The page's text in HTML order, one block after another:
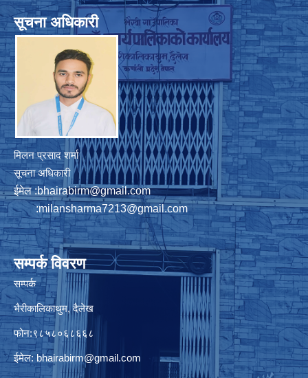
सूचना अधिकारी
मिलन प्रसाद शर्मा
सूचना अधिकारी
ईमेल :bhairabirm@gmail.com
:milansharma7213@gmail.com
सम्पर्क विवरण
सम्पर्क
भैरीकालिकाथुम, दैलेख
फोन:९८५८०६८६६८
ईमेल: bhairabirm@gmail.com